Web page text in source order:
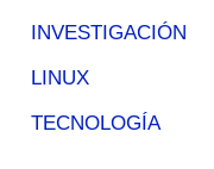
INVESTIGACIÓN
LINUX
TECNOLOGÍA